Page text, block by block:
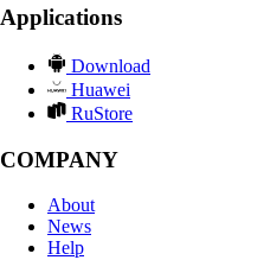
Applications
Download
Huawei
RuStore
COMPANY
About
News
Help